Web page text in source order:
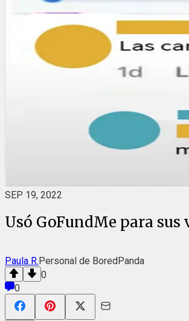
SEP 19, 2022
Usó GoFundMe para sus
Paula R.Personal de BoredPanda
0
0